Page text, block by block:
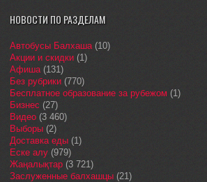
НОВОСТИ ПО РАЗДЕЛАМ
Автобусы Балхаша(10)
Акции и скидки (1)
Афиша(131)
Без рубрики (770)
Бесплатное образование за рубежом (1)
Бизнес (27)
Видео (3 460)
Выборы (2)
Доставка еды (1)
Еске алу (979)
Жаңалықтар (3 721)
Заслуженные балхашцы (21)